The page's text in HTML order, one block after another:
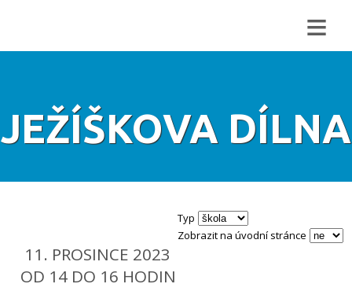
≡
JEŽÍŠKOVA DÍLNA
Typ
Zobrazit na úvodní stránce
11. PROSINCE 2023
OD 14 DO 16 HODIN